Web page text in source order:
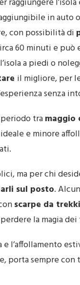
in auto
con possibilità di
60 minuti e può
a piedi o
il migliore, per
senza
tramaggio
e minore
ma per chi
sul posto.
scarpe da
la magia
l’affollamento
porta sempre